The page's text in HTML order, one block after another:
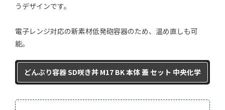
うデザインです。
電子レンジ対応の新素材低発砲容器のため、温め直しも可
能。
どんぶり容器 SD咲き丼 M17 BK 本体 蓋 セット 中央化学